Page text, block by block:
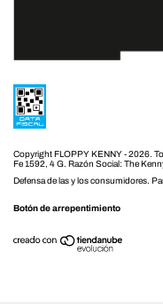
Copyright FLOPPY KENNY - 2026.
Defensa de las y los consumidores.
Botón de arrepentimiento